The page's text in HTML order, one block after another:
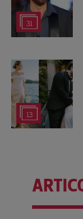
31
13